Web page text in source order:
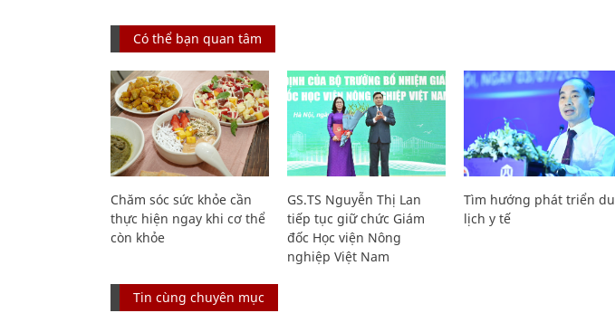
Có thể bạn quan tâm
Chăm sóc sức khỏe cần
thực hiện ngay khi cơ thể
còn khỏe
GS.TS Nguyễn Thị Lan
tiếp tục giữ chức Giám
đốc Học viện Nông
nghiệp Việt Nam
Tìm hướng phát triển du
lịch y tế
Tin cùng chuyên mục